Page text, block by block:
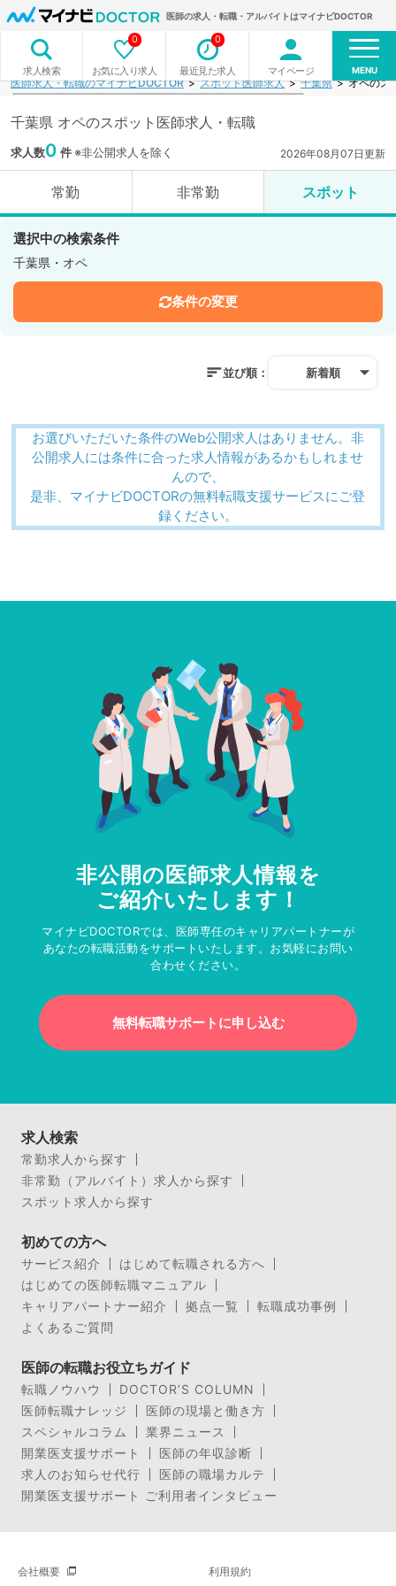
医師の求人・転職・アルバイトはマイナビDOCTOR
求人検索 お気に入り求人
0
最近見た求人
0
マイページ MENU
医師求人・転職のマイナビDOCTOR スポット医師求人 千葉県 オペのス
千葉県 オペのスポット医師求人・転職
求人数0 件※非公開求人を除く 2026年08月07日更新
常勤 非常勤 スポット
選択中の検索条件
千葉県・オペ
条件の変更
並び順： 新着順
お選びいただいた条件のWeb公開求人はありません。非
公開求人には条件に合った求人情報があるかもしれませ
んので、
是非、マイナビDOCTORの無料転職支援サービスにご登
録ください。
非公開の医師求人情報を
ご紹介いたします！
マイナビDOCTORでは、医師専任のキャリアパートナーが
あなたの転職活動をサポートいたします。お気軽にお問い
合わせください。
無料転職サポートに申し込む
求人検索
常勤求人から探す
非常勤（アルバイト）求人から探す
スポット求人から探す
初めての方へ
サービス紹介
はじめて転職される方へ
はじめての医師転職マニュアル
キャリアパートナー紹介
拠点一覧
転職成功事例
よくあるご質問
医師の転職お役立ちガイド
転職ノウハウ
DOCTOR’S COLUMN
医師転職ナレッジ
医師の現場と働き方
スペシャルコラム
業界ニュース
開業医支援サポート
医師の年収診断
求人のお知らせ代行
医師の職場カルテ
開業医支援サポート ご利用者インタビュー
会社概要 利用規約